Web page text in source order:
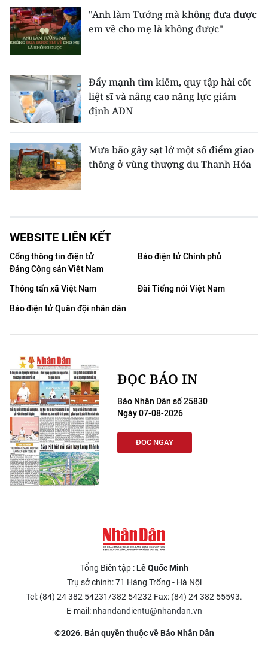
"Anh làm Tướng mà không đưa được
em về cho mẹ là không được"
Đẩy mạnh tìm kiếm, quy tập hài cốt
liệt sĩ và nâng cao năng lực giám
định ADN
Mưa bão gây sạt lở một số điểm giao
thông ở vùng thượng du Thanh Hóa
WEBSITE LIÊN KẾT
Cổng thông tin điện tử
Đảng Cộng sản Việt Nam
Báo điện tử Chính phủ
Thông tấn xã Việt Nam
Đài Tiếng nói Việt Nam
Báo điện tử Quân đội nhân dân
ĐỌC BÁO IN
Báo Nhân Dân số 25830
Ngày 07-08-2026
ĐỌC NGAY
Tổng Biên tập :Lê Quốc Minh
Trụ sở chính: 71 Hàng Trống - Hà Nội
Tel: (84) 24 382 54231/382 54232 Fax: (84) 24 382 55593.
E-mail: nhandandientu@nhandan.vn
©2026. Bản quyền thuộc về Báo Nhân Dân